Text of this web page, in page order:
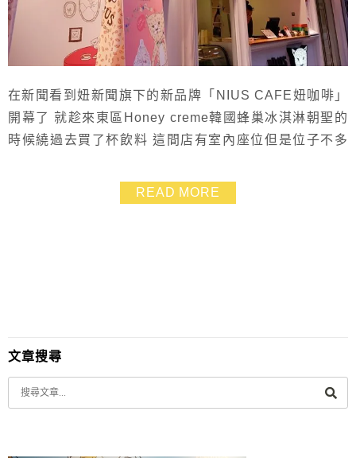
在新聞看到妞新聞旗下的新品牌「NIUS CAFE妞咖啡」
開幕了 就趁來東區Honey creme韓國蜂巢冰淇淋朝聖的
時候繞過去買了杯飲料 這間店有室內座位但是位子不多
READ MORE
文章搜尋